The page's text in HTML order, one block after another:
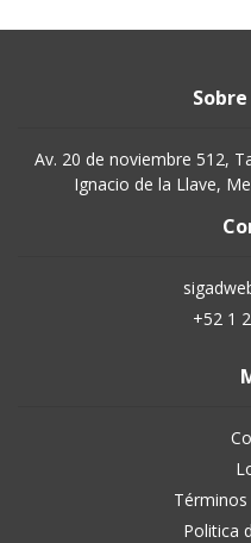
Av. 20 de noviembre 512,
Ignacio de la Llave,
+52 1
Politica